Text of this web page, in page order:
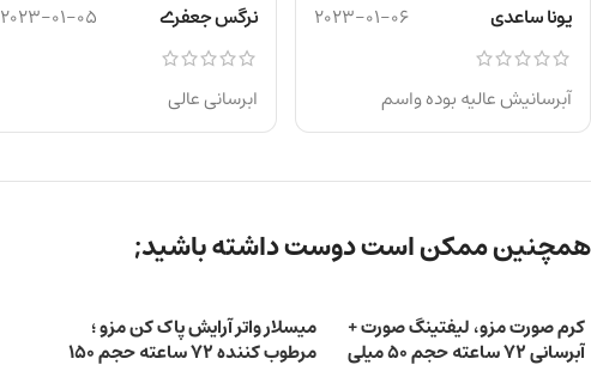
یونا ساعدی 2023-01-06
آبرسانیش عالیه بوده واسم
نرگس جعفرے 2023-01-05
ابرسانی عالی
همچنین ممکن است دوست داشته باشید;
کرم صورت مزو، لیفتینگ صورت +
آبرسانی 72 ساعته حجم 50 میلی
میسلار واتر آرایش پاک کن مزو ؛
مرطوب کننده 72 ساعته حجم ۱۵۰